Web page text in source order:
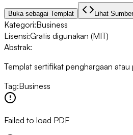
Buka sebagai Templat Lihat Sumber
Kategori:Business
Lisensi:Gratis digunakan (MIT)
Abstrak:
Templat sertifikat penghargaan atau
Tag:Business
Failed to load PDF